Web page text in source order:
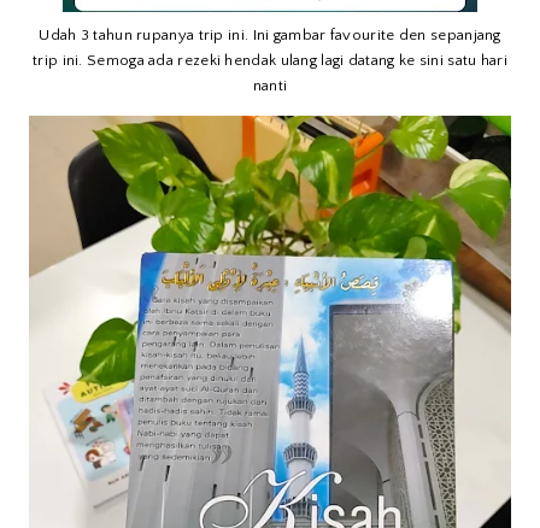
Udah 3 tahun rupanya trip ini. Ini gambar favourite den sepanjang
trip ini. Semoga ada rezeki hendak ulang lagi datang ke sini satu hari
nanti